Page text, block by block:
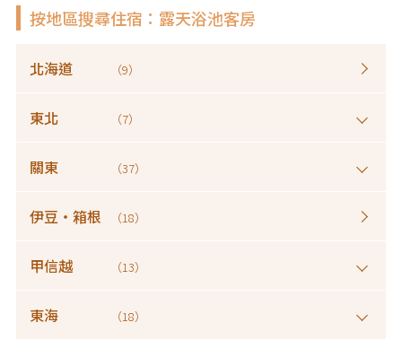
按地區搜尋住宿：露天浴池客房
北海道 （9）
東北 （7）
關東 （37）
伊豆・箱根 （18）
甲信越 （13）
東海 （18）